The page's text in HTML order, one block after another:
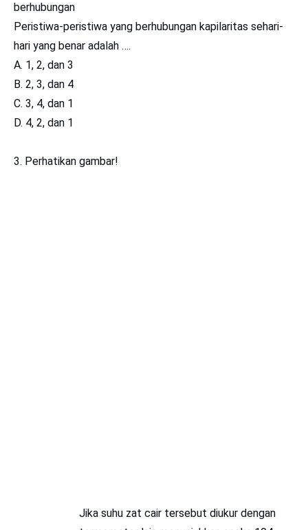
berhubungan
Peristiwa-peristiwa yang berhubungan kapilaritas sehari-
hari yang benar adalah ….
A. 1, 2, dan 3
B. 2, 3, dan 4
C. 3, 4, dan 1
D. 4, 2, dan 1
3. Perhatikan gambar!
Jika suhu zat cair tersebut diukur dengan